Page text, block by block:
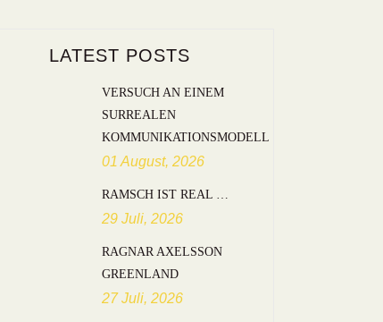
LATEST POSTS
VERSUCH AN EINEM
SURREALEN
KOMMUNIKATIONSMODELL
01 August, 2026
RAMSCH IST REAL …
29 Juli, 2026
RAGNAR AXELSSON
GREENLAND
27 Juli, 2026